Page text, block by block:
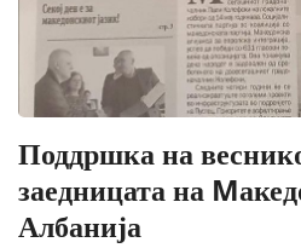
Поддршка на
заедницата на
Албанија